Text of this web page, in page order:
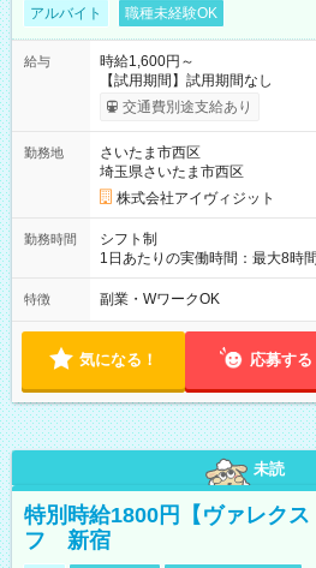
アルバイト 職種未経験OK
給与
時給1,600円～
【試用期間】試用期間なし
交通費別途支給あり
勤務地
さいたま市西区
埼玉県さいたま市西区
株式会社アイヴィジット
勤務時間
シフト制
1日あたりの実働時間：最大8時
00(実働8h、休憩1h) 土日祝含
ん週5日勤務もOK♪ 勤務期間：2026年8月12日～9月9日※リスト
特徴 副業・WワークOK
気になる！ 応募する
未読
特別時給1800円【ヴァレク
フ 新宿